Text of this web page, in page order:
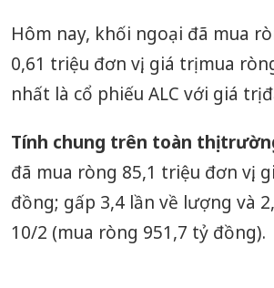
Hôm nay, khối ngoại đã mua
0,61 triệu đơn vị, giá trị mua
nhất là cổ phiếu ALC với giá trị
Tính chung trên toàn thị
đã mua ròng 85,1 triệu đơn vị,
đồng; gấp 3,4 lần về lượng và
10/2 (mua ròng 951,7 tỷ đồng).